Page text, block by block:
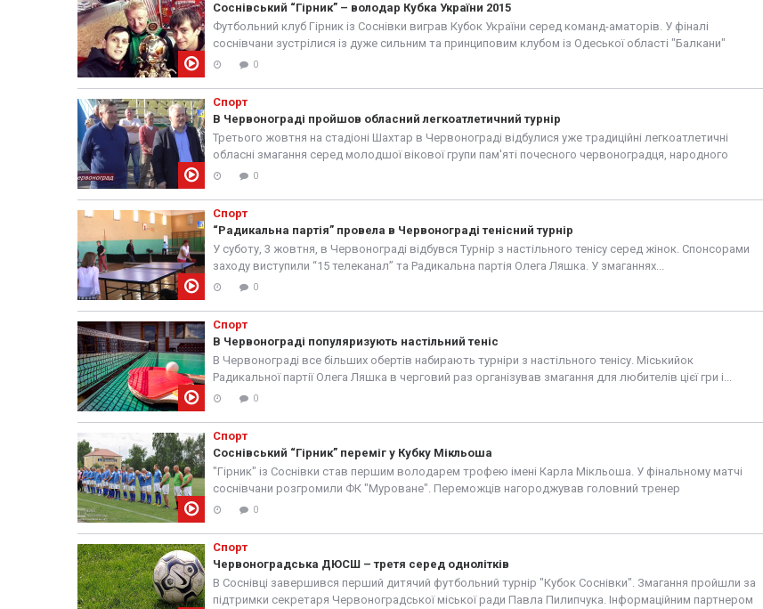
Соснівський “Гірник” – володар Кубка України 2015
Футбольний клуб Гірник із Соснівки виграв Кубок України серед команд-аматорів. У фіналі
соснівчани зустрілися із дуже сильним та принциповим клубом із Одеської області "Балкани"
(Зоря)....
0
Спорт
В Червонограді пройшов обласний легкоатлетичний турнір
Третього жовтня на стадіоні Шахтар в Червонограді відбулися уже традиційні легкоатлетичні
обласні змагання серед молодшої вікової групи пам'яті почесного червоноградця, народного
депутата України третього скликання...
0
Спорт
“Радикальна партія” провела в Червонограді тенісний турнір
У суботу, 3 жовтня, в Червонограді відбувся Турнір з настільного тенісу серед жінок. Спонсорами
заходу виступили “15 телеканал” та Радикальна партія Олега Ляшка. У змаганнях...
0
Спорт
В Червонограді популяризують настільний теніс
В Червонограді все більших обертів набирають турніри з настільного тенісу. Міськийок
Радикальної партії Олега Ляшка в черговий раз організував змагання для любителів цієї гри і...
0
Спорт
Соснівський “Гірник” переміг у Кубку Мікльоша
"Гірник" із Соснівки став першим володарем трофею імені Карла Мікльоша. У фінальному матчі
соснівчани розгромили ФК "Муроване". Переможців нагороджував головний тренер
дніпропетровського "Дніпра" Мирон Маркевич....
0
Спорт
Червоноградська ДЮСШ – третя серед однолітків
В Соснівці завершився перший дитячий футбольний турнір "Кубок Соснівки". Змагання пройшли за
підтримки секретаря Червоноградської міської ради Павла Пилипчука. Інформаційним партнером